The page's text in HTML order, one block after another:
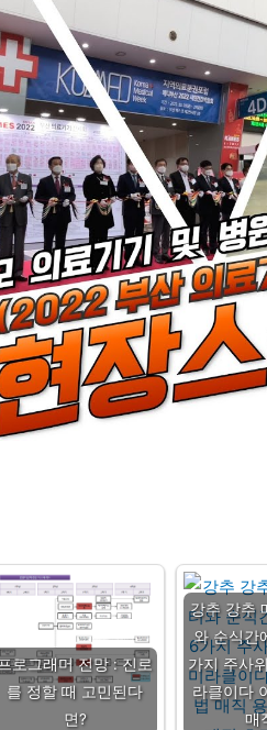
프로그래머 전망 : 진로
를 정할 때 고민된다
면?
강추 강추
와 순식간
가지 주사
라클이다
매